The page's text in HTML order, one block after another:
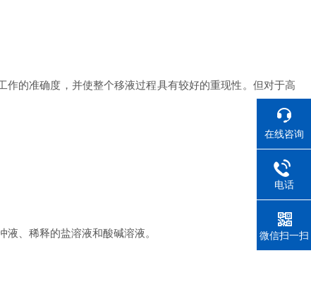
的准确度，并使整个移液过程具有较好的重现性。但对于高
、稀释的盐溶液和酸碱溶液。
在线咨询
电话
微信扫一扫